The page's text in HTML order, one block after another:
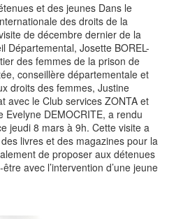
et des jeunes Dans le
des droits de la
de décembre dernier de la
Départemental, Josette BOREL-
des femmes de la prison de
conseillère départementale et
droits des femmes, Justine
avec le Club services ZONTA et
Evelyne DEMOCRITE, a rendu
jeudi 8 mars à 9h. Cette visite a
des livres et des magazines pour la
de proposer aux détenues
avec l’intervention d’une jeune